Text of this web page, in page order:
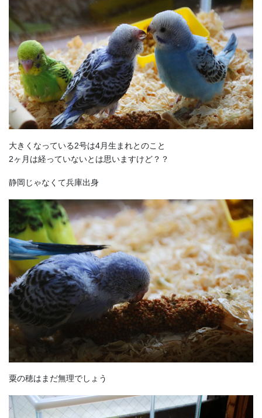
大きくなっている2号は4月生まれとのこと
2ヶ月は経っていないとは思いますけど？？
静岡じゃなくて兵庫出身
粟の穂はまだ無理でしょう